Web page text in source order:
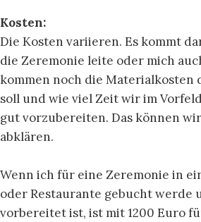
Kosten:
Die Kosten variieren. Es kommt
die Zeremonie leite oder mich
kommen noch die Materialkosten
soll und wie viel Zeit wir im
gut vorzubereiten. Das können
abklären.
Wenn ich für eine Zeremonie in
oder Restaurante gebucht werde
vorbereitet ist, ist mit 1200 Euro